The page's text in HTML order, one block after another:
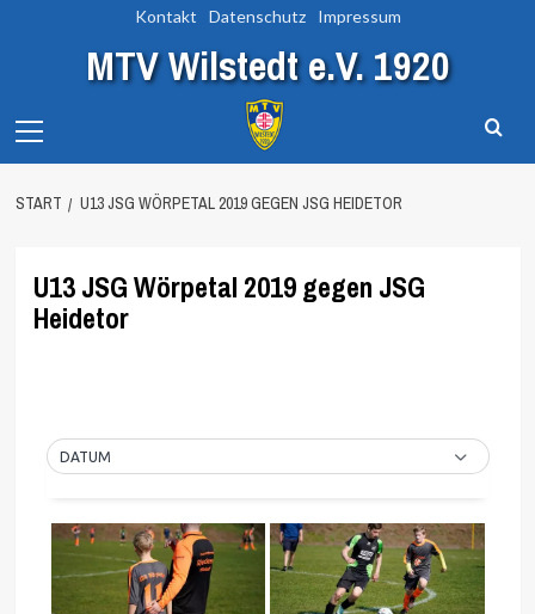
Kontakt Datenschutz Impressum
MTV Wilstedt e.V. 1920
Menu
START U13 JSG WÖRPETAL 2019 GEGEN JSG HEIDETOR
U13 JSG Wörpetal 2019 gegen JSG
Heidetor
DATUM